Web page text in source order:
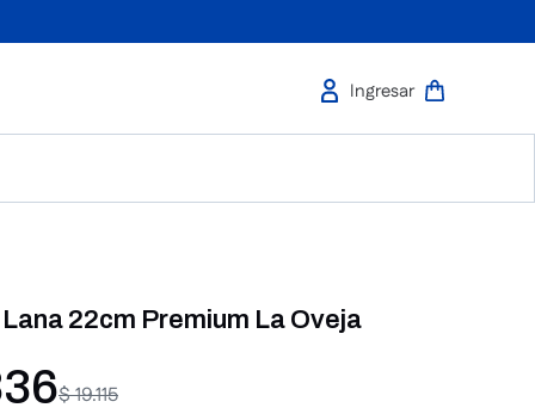
22cm Premium La Oveja
$19.115